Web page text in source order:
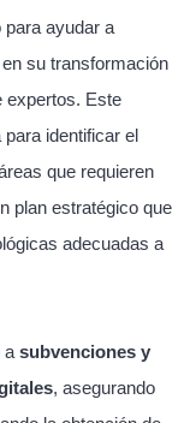
ayudar a
su transformación
expertos. Este
identificar el
que requieren
plan estratégico que
adecuadas a
a subvenciones y
, asegurando